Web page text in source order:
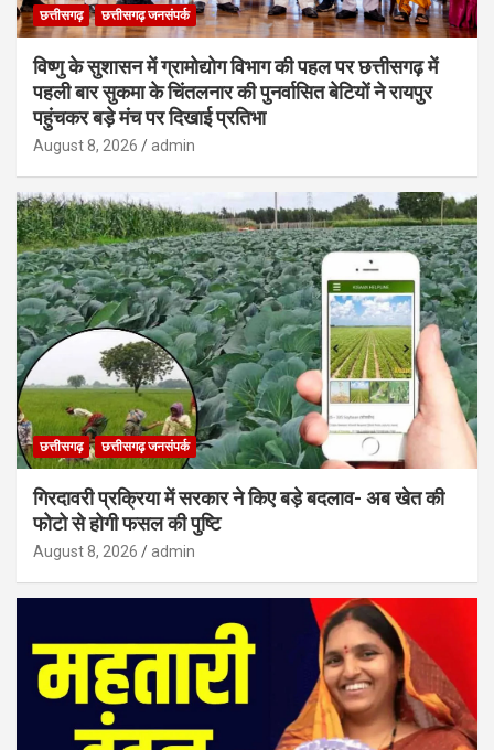
छत्तीसगढ़ छत्तीसगढ़ जनसंपर्क
विष्णु के सुशासन में ग्रामोद्योग विभाग की पहल पर छत्तीसगढ़ में
पहली बार सुकमा के चिंतलनार की पुनर्वासित बेटियों ने रायपुर
पहुंचकर बड़े मंच पर दिखाई प्रतिभा
August 8, 2026 admin
छत्तीसगढ़ छत्तीसगढ़ जनसंपर्क
गिरदावरी प्रक्रिया में सरकार ने किए बड़े बदलाव- अब खेत की
फोटो से होगी फसल की पुष्टि
August 8, 2026 admin